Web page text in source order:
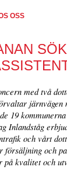
OSS
med två
järnvägen
19
Inlandståg
och vårt
försäljning och
på kvalitet och